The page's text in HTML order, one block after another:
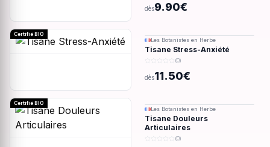
dès9.90€
Certifié BIO
Les Botanistes en Herbe
Tisane Stress-Anxiété
(0)
dès11.50€
Certifié BIO
Les Botanistes en Herbe
Tisane Douleurs
Articulaires
(0)